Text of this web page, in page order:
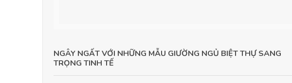
NGÂY NGẤT VỚI NHỮNG MẪU GIƯỜNG NGỦ BIỆT THỰ SANG
TRỌNG TINH TẾ